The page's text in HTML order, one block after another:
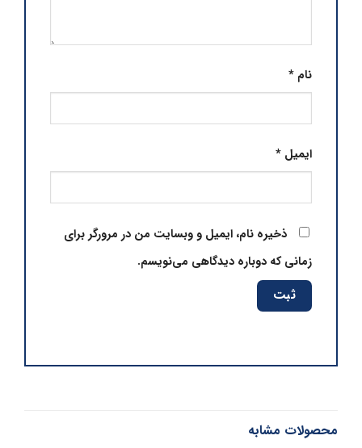
نام*
ایمیل*
ذخیره نام، ایمیل و وبسایت من در مرورگر برای
زمانی که دوباره دیدگاهی می‌نویسم.
محصولات مشابه